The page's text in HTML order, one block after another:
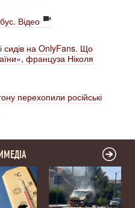
Відео
сидів на OnlyFans. Що
француза Ніколя
перехопили російські